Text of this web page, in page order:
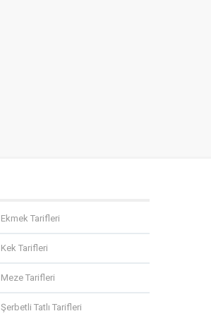
Ekmek Tarifleri
Kek Tarifleri
Meze Tarifleri
Şerbetli Tatlı Tarifleri